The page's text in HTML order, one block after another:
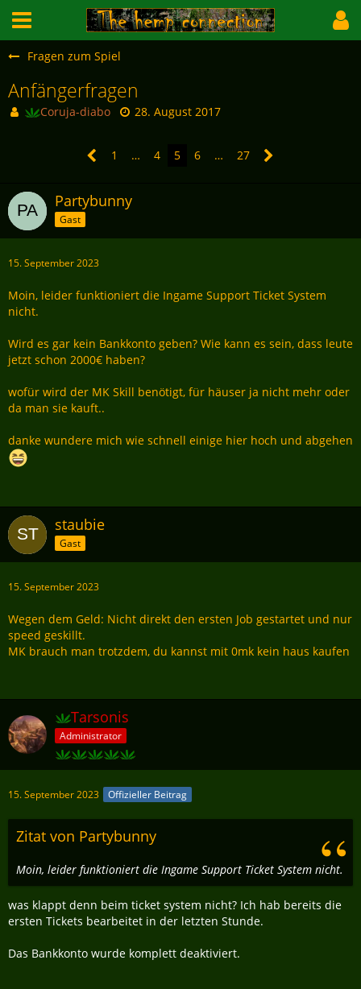
Fragen zum Spiel
Anfängerfragen
Coruja-diabo 28. August 2017
1 … 4 5 6 … 27
Partybunny
Gast
15. September 2023
Moin, leider funktioniert die Ingame Support Ticket System
nicht.
Wird es gar kein Bankkonto geben? Wie kann es sein, dass leute
jetzt schon 2000€ haben?
wofür wird der MK Skill benötigt, für häuser ja nicht mehr oder
da man sie kauft..
danke wundere mich wie schnell einige hier hoch und abgehen
staubie
Gast
15. September 2023
Wegen dem Geld: Nicht direkt den ersten Job gestartet und nur
speed geskillt.
MK brauch man trotzdem, du kannst mit 0mk kein haus kaufen
Tarsonis
Administrator
15. September 2023 Offizieller Beitrag
Zitat von Partybunny
Moin, leider funktioniert die Ingame Support Ticket System nicht.
was klappt denn beim ticket system nicht? Ich hab bereits die
ersten Tickets bearbeitet in der letzten Stunde.
Das Bankkonto wurde komplett deaktiviert.